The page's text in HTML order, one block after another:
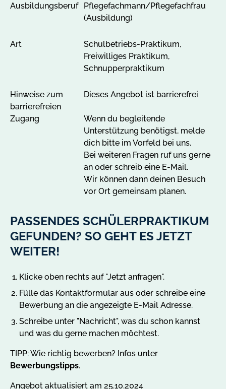
Ausbildungsberuf
Pflegefachmann/Pflegefachfrau
(Ausbildung)
Art
Schulbetriebs-Praktikum,
Freiwilliges Praktikum,
Schnupperpraktikum
Hinweise zum
barrierefreien
Zugang
Dieses Angebot ist barrierefrei
Wenn du begleitende
Unterstützung benötigst, melde
dich bitte im Vorfeld bei uns.
Bei weiteren Fragen ruf uns gerne
an oder schreib eine E-Mail.
Wir können dann deinen Besuch
vor Ort gemeinsam planen.
PASSENDES SCHÜLERPRAKTIKUM
GEFUNDEN? SO GEHT ES JETZT
WEITER!
Klicke oben rechts auf "Jetzt anfragen".
Fülle das Kontaktformular aus oder schreibe eine
Bewerbung an die angezeigte E-Mail Adresse.
Schreibe unter "Nachricht", was du schon kannst
und was du gerne machen möchtest.
TIPP: Wie richtig bewerben? Infos unter
Bewerbungstipps.
Angebot aktualisiert am 25.10.2024